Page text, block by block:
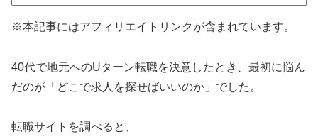
※本記事にはアフィリエイトリンクが含まれています。
40代で地元へのUターン転職を決意したとき、最初に悩ん
だのが「どこで求人を探せばいいのか」でした。
転職サイトを調べると、